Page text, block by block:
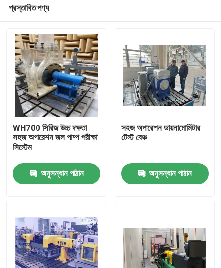
আমাদের সম্বন্ধে
কারখানা ভ্রমণ
প্রস্তাবিত পণ্য
WH700 সিরিজ উচ্চ দক্ষতা
সহজ অপারেশন জল পাম্প পরীক্ষা
সিস্টেম
অনুসন্ধান পাঠান
সহজ অপারেশন ডায়নামোমিটার
টেস্ট বেঞ্চ
অনুসন্ধান পাঠান